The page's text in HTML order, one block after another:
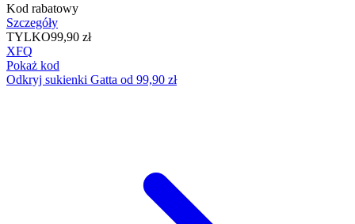
Kod rabatowy
Szczegóły
TYLKO99,90 zł
XFQ
Pokaż kod
Odkryj sukienki Gatta od 99,90 zł